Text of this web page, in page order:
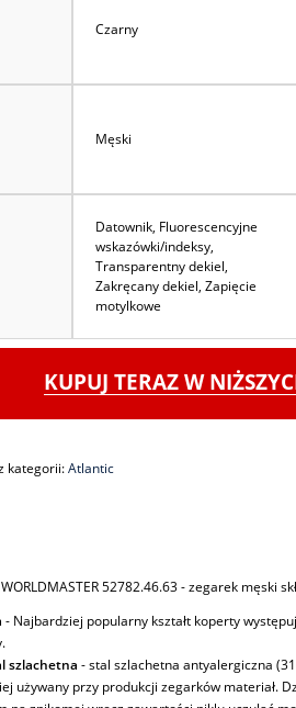
Czarny
Męski
Datownik, Fluorescencyjne
wskazówki/indeksy,
Transparentny dekiel,
Zakręcany dekiel, Zapięcie
motylkowe
KUPUJ TERAZ W
kategorii:Atlantic
52782.46.63 - zegarek męski
- Najbardziej popularny kształt koperty
szlachetna - stal szlachetna antyalergiczna
używany przy produkcji zegarków materiał.